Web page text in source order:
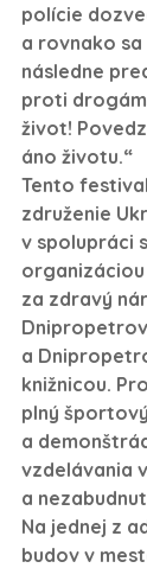
polície
a rovnako
následne
proti drogám
život!
áno životu.“
Tento
združenie
v spolupráci
organizáciou
za zdravý
a
knižnicou.
plný
a
vzdelávania
a
Na jednej z
budov v